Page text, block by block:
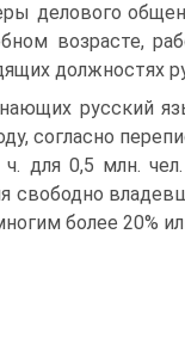
делового
возрасте,
должностях
русский
согласно
ч. для 0,5 млн.
свободно
более 20%